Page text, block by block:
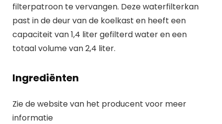
filterpatroon te vervangen. Deze waterfilterkan
past in de deur van de koelkast en heeft een
capaciteit van 1,4 liter gefilterd water en een
totaal volume van 2,4 liter.
Ingrediënten
Zie de website van het producent voor meer
informatie